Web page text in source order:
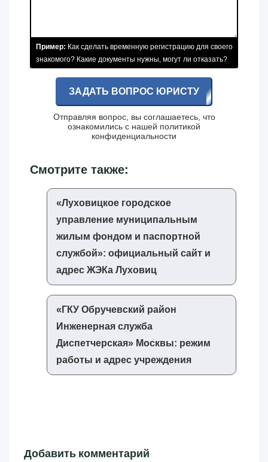
Пример: Как сделать временную регистрацию для своего
знакомого? Какие документы нужны, могут ли отказать?
ЗАДАТЬ ВОПРОС ЮРИСТУ
Отправляя вопрос, вы соглашаетесь, что
ознакомились с нашей политикой
конфиденциальности
Смотрите также:
«‎Луховицкое городское
управление муниципальным
жилым фондом и паспортной
службой»‎: официальный сайт и
адрес ЖЭКа Луховиц
«‎ГКУ Обручевский район
Инженерная служба
Диспетчерская»‎ Москвы: режим
работы и адрес учреждения
Добавить комментарий